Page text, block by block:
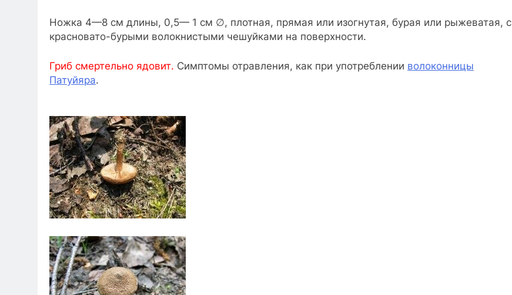
Ножка 4—8 см длины, 0,5— 1 см ∅, плотная, прямая или изогнутая, бурая или рыжеватая, с
красновато-бурыми волокнистыми чешуйками на поверхности.
Гриб смертельно ядовит. Симптомы отравления, как при употреблении волоконницы
Патуйяра.